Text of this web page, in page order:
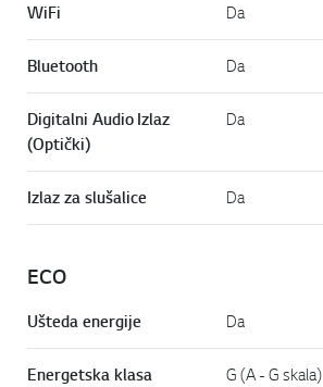
WiFi Da
Bluetooth Da
Digitalni Audio Izlaz
(Optički)
Da
Izlaz za slušalice Da
ECO
Ušteda energije Da
Energetska klasa G (A - G skala)